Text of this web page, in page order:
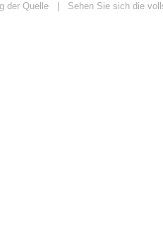
der Quelle Sehen Sie sich die